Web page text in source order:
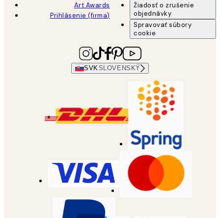
Art Awards
Prihlásenie (firma)
Žiadosť o zrušenie
objednávky
Spravovať súbory
cookie
SVKSLOVENSKÝ